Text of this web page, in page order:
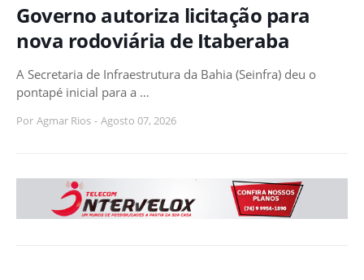
Governo autoriza licitação para
nova rodoviária de Itaberaba
A Secretaria de Infraestrutura da Bahia (Seinfra) deu o
pontapé inicial para a …
Por Agmar Rios - Agosto 07, 2026